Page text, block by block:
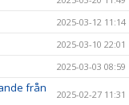
2025-03-12 11:14
2025-03-10 22:01
2025-03-03 08:59
från
2025-02-27 11:31